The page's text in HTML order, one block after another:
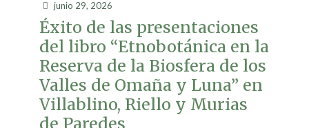
junio 29, 2026
Éxito de las presentaciones
del libro “Etnobotánica en la
Reserva de la Biosfera de los
Valles de Omaña y Luna” en
Villablino, Riello y Murias
de Paredes